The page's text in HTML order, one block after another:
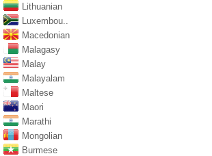
Lithuanian
Luxembou..
Macedonian
Malagasy
Malay
Malayalam
Maltese
Maori
Marathi
Mongolian
Burmese